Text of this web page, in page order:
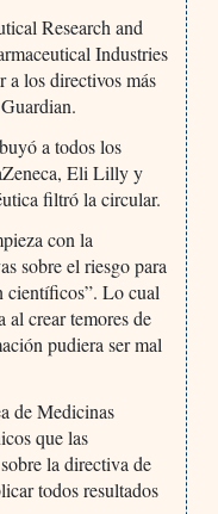
Research and
Industries
los directivos más
a todos los
Eli Lilly y
filtró la circular.
con la
sobre el riesgo para
científicos”. Lo cual
al crear temores de
pudiera ser mal
de Medicinas
que las
la directiva de
todos resultados